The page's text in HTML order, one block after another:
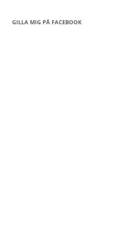
GILLA MIG PÅ FACEBOOK